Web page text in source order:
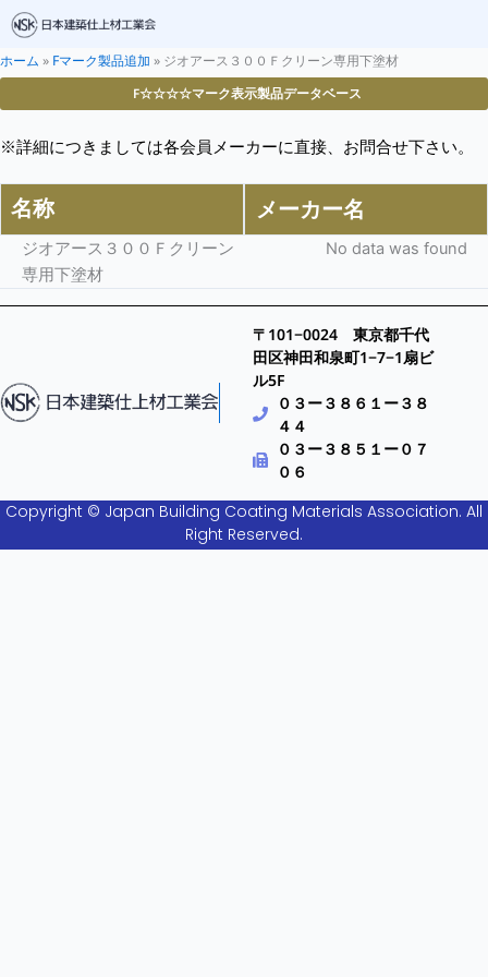
ホーム » Fマーク製品追加 » ジオアース３００Ｆクリーン専用下塗材
F☆☆☆☆マーク表示製品データベース
※詳細につきましては各会員メーカーに直接、お問合せ下さい。
名称 メーカー名
ジオアース３００Ｆクリーン
専用下塗材
No data was found
〒101−0024 東京都千代
田区神田和泉町1−7−1扇ビ
ル5F
０３ー３８６１ー３８
４４
０３ー３８５１ー０７
０６
Copyright © Japan Building Coating Materials Association. All
Right Reserved.